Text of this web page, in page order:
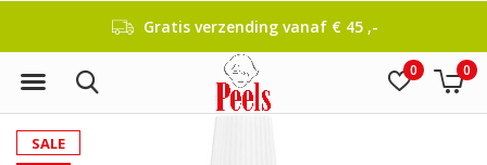
0 0
Gratis verzending vanaf € 45 ,-
SALE